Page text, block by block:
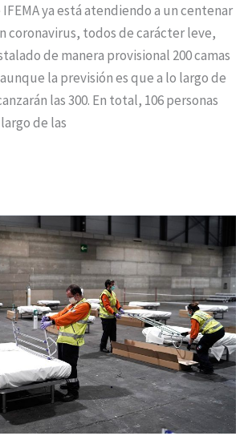
ya está atendiendo a un centenar
coronavirus, todos de carácter leve,
de manera provisional 200 camas
la previsión es que a lo largo de
las 300. En total, 106 personas
de las